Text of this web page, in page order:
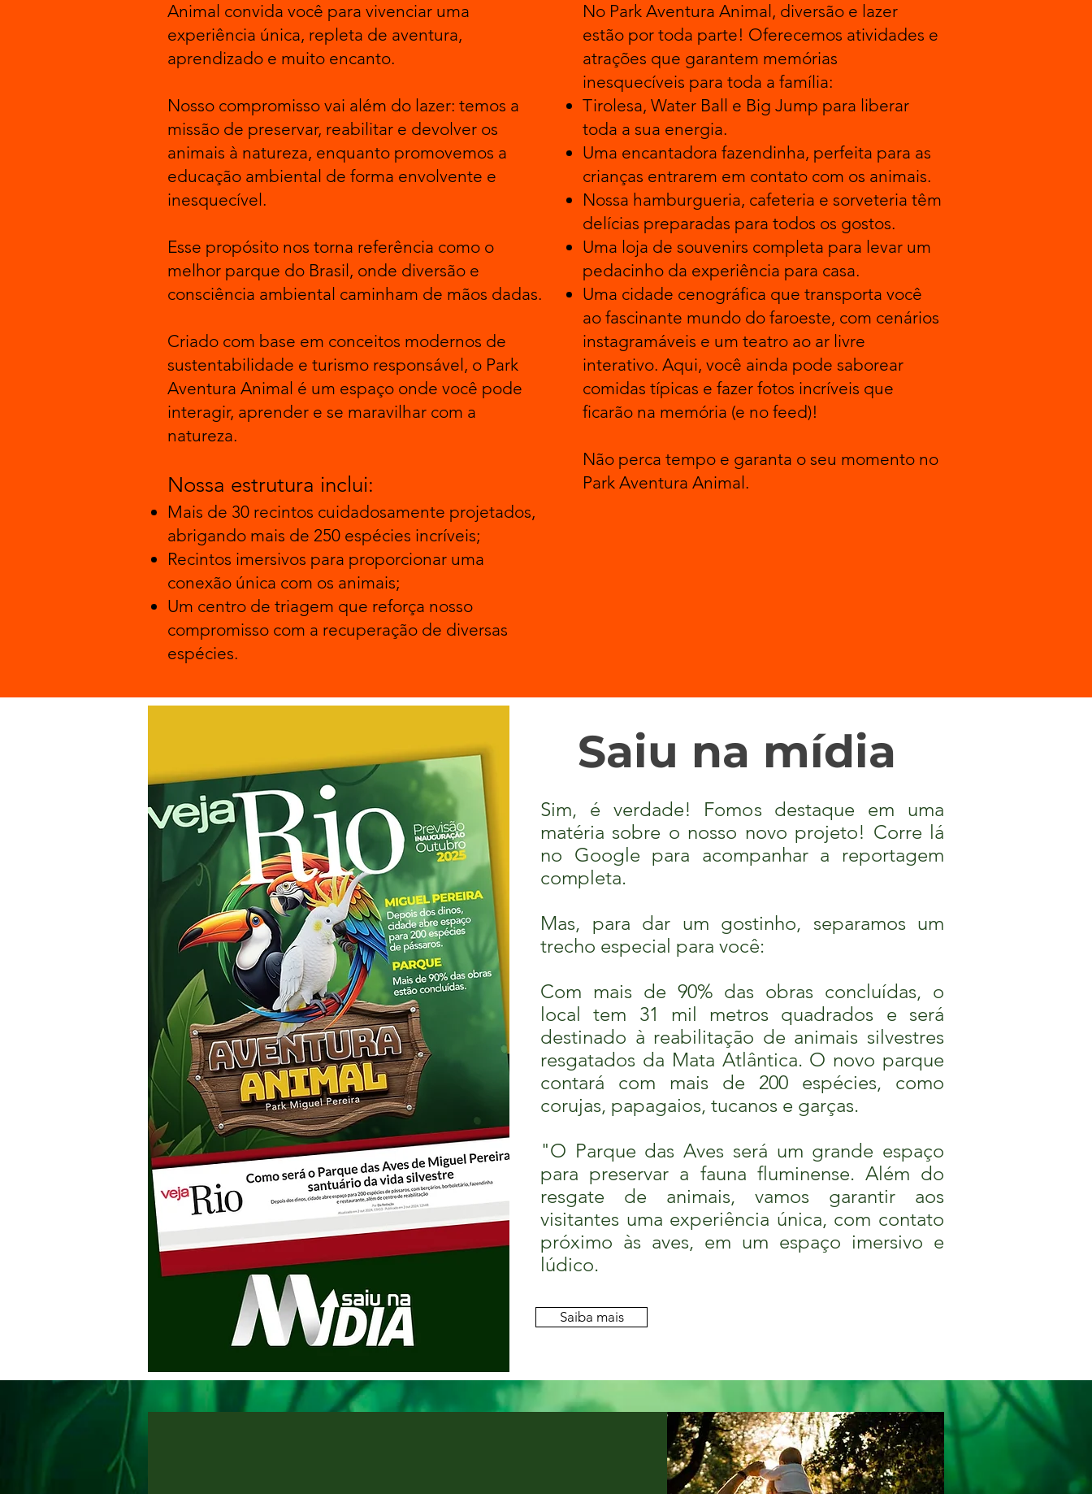
Animal convida você para vivenciar uma
experiência única, repleta de aventura,
aprendizado e muito encanto.
Nosso compromisso vai além do lazer: temos a
missão de preservar, reabilitar e devolver os
animais à natureza, enquanto promovemos a
educação ambiental de forma envolvente e
inesquecível.
Esse propósito nos torna referência como o
melhor parque do Brasil, onde diversão e
consciência ambiental caminham de mãos dadas.
Criado com base em conceitos modernos de
sustentabilidade e turismo responsável, o Park
Aventura Animal é um espaço onde você pode
interagir, aprender e se maravilhar com a
natureza.
Nossa estrutura inclui:
Mais de 30 recintos cuidadosamente projetados,
abrigando mais de 250 espécies incríveis;
Recintos imersivos para proporcionar uma
conexão única com os animais;
Um centro de triagem que reforça nosso
compromisso com a recuperação de diversas
espécies.
No Park Aventura Animal, diversão e lazer
estão por toda parte! Oferecemos atividades e
atrações que garantem memórias
inesquecíveis para toda a família:
Tirolesa, Water Ball e Big Jump para liberar
toda a sua energia.
Uma encantadora fazendinha, perfeita para as
crianças entrarem em contato com os animais.
Nossa hamburgueria, cafeteria e sorveteria têm
delícias preparadas para todos os gostos.
Uma loja de souvenirs completa para levar um
pedacinho da experiência para casa.
Uma cidade cenográfica que transporta você
ao fascinante mundo do faroeste, com cenários
instagramáveis e um teatro ao ar livre
interativo. Aqui, você ainda pode saborear
comidas típicas e fazer fotos incríveis que
ficarão na memória (e no feed)!
Não perca tempo e garanta o seu momento no
Park Aventura Animal.
Saiu na mídia
Saiba mais
Sim, é verdade! Fomos destaque em uma
matéria sobre o nosso novo projeto! Corre lá
no Google para acompanhar a reportagem
completa.
Mas, para dar um gostinho, separamos um
trecho especial para você:
Com mais de 90% das obras concluídas, o
local tem 31 mil metros quadrados e será
destinado à reabilitação de animais silvestres
resgatados da Mata Atlântica. O novo parque
contará com mais de 200 espécies, como
corujas, papagaios, tucanos e garças.
"O Parque das Aves será um grande espaço
para preservar a fauna fluminense. Além do
resgate de animais, vamos garantir aos
visitantes uma experiência única, com contato
próximo às aves, em um espaço imersivo e
lúdico.